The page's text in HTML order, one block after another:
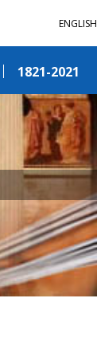
ENGLISH
1821-2021